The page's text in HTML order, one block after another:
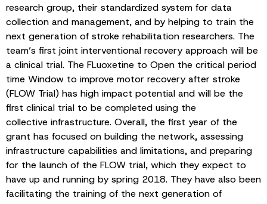
research group, their standardized system for data
collection and management, and by helping to train the
next generation of stroke rehabilitation researchers. The
team’s first joint interventional recovery approach will be
a clinical trial. The FLuoxetine to Open the critical period
time Window to improve motor recovery after stroke
(FLOW Trial) has high impact potential and will be the
first clinical trial to be completed using the
collective infrastructure. Overall, the first year of the
grant has focused on building the network, assessing
infrastructure capabilities and limitations, and preparing
for the launch of the FLOW trial, which they expect to
have up and running by spring 2018. They have also been
facilitating the training of the next generation of